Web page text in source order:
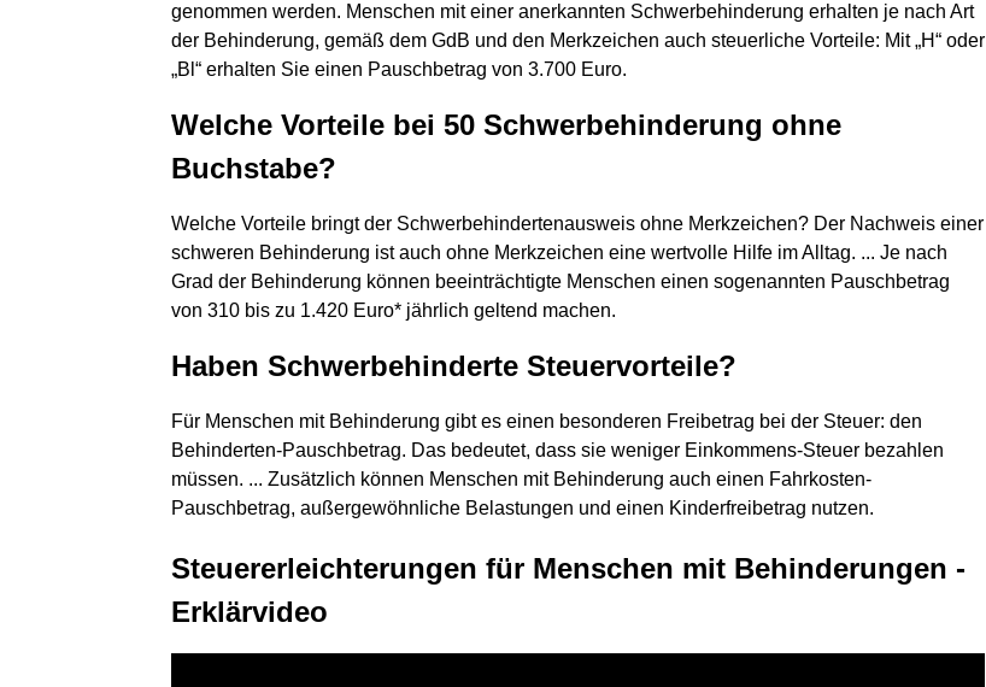
genommen werden. Menschen mit einer anerkannten Schwerbehinderung erhalten je nach Art
der Behinderung, gemäß dem GdB und den Merkzeichen auch steuerliche Vorteile: Mit „H“ oder
„Bl“ erhalten Sie einen Pauschbetrag von 3.700 Euro.
Welche Vorteile bei 50 Schwerbehinderung ohne
Buchstabe?
Welche Vorteile bringt der Schwerbehindertenausweis ohne Merkzeichen? Der Nachweis einer
schweren Behinderung ist auch ohne Merkzeichen eine wertvolle Hilfe im Alltag. ... Je nach
Grad der Behinderung können beeinträchtigte Menschen einen sogenannten Pauschbetrag
von 310 bis zu 1.420 Euro* jährlich geltend machen.
Haben Schwerbehinderte Steuervorteile?
Für Menschen mit Behinderung gibt es einen besonderen Freibetrag bei der Steuer: den
Behinderten-Pauschbetrag. Das bedeutet, dass sie weniger Einkommens-Steuer bezahlen
müssen. ... Zusätzlich können Menschen mit Behinderung auch einen Fahrkosten-
Pauschbetrag, außergewöhnliche Belastungen und einen Kinderfreibetrag nutzen.
Steuererleichterungen für Menschen mit Behinderungen -
Erklärvideo